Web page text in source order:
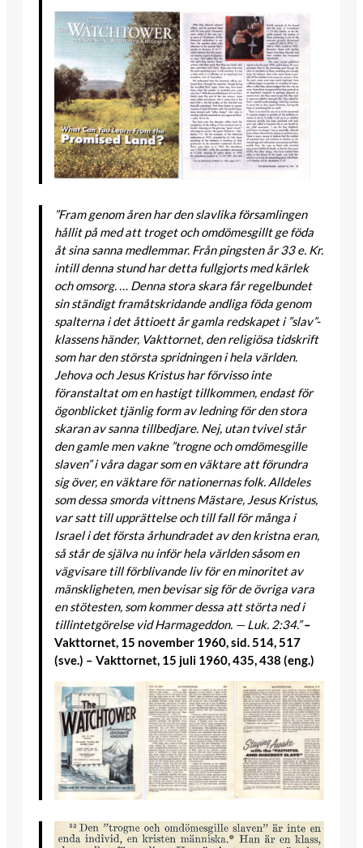
”Fram genom åren har den slavlika församlingen
hållit på med att troget och omdömesgillt ge föda
åt sina sanna medlemmar. Från pingsten år 33 e. Kr.
intill denna stund har detta fullgjorts med kärlek
och omsorg. … Denna stora skara får regelbundet
sin ständigt framåtskridande andliga föda genom
spalterna i det åttioett år gamla redskapet i ”slav”-
klassens händer, Vakttornet, den religiösa tidskrift
som har den största spridningen i hela världen.
Jehova och Jesus Kristus har förvisso inte
föranstaltat om en hastigt tillkommen, endast för
ögonblicket tjänlig form av ledning för den stora
skaran av sanna tillbedjare. Nej, utan tvivel står
den gamle men vakne ”trogne och omdömesgille
slaven” i våra dagar som en väktare att förundra
sig över, en väktare för nationernas folk. Alldeles
som dessa smorda vittnens Mästare, Jesus Kristus,
var satt till upprättelse och till fall för många i
Israel i det första århundradet av den kristna eran,
så står de själva nu inför hela världen såsom en
vägvisare till förblivande liv för en minoritet av
mänskligheten, men bevisar sig för de övriga vara
en stötesten, som kommer dessa att störta ned i
tillintetgörelse vid Harmageddon. — Luk. 2:34.”–
Vakttornet, 15 november 1960, sid. 514, 517
(sve.) – Vakttornet, 15 juli 1960, 435, 438 (eng.)